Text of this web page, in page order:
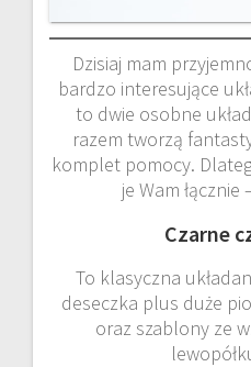
Dzisiaj mam
bardzo interesujące
to dwie osobne
razem tworzą
komplet pomocy.
je Wam
Czarne
To klasyczna
deseczka plus duże
oraz szablony ze